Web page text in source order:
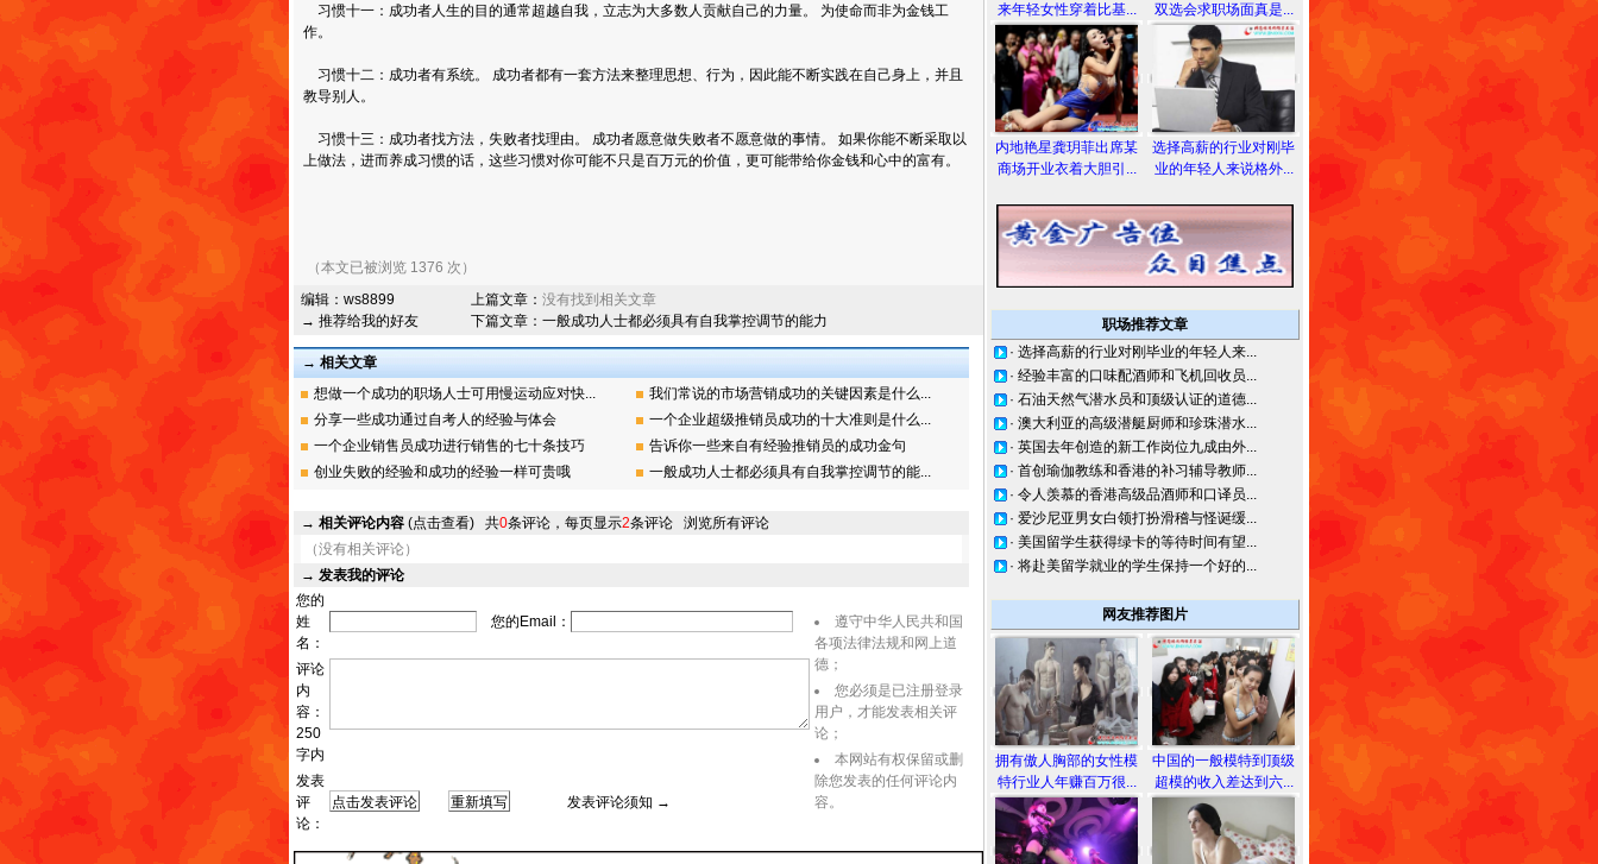
习惯十一：成功者人生的目的通常超越自我，立志为大多数人贡献自己的力量。 为使命而非为金钱工
作。
习惯十二：成功者有系统。 成功者都有一套方法来整理思想、行为，因此能不断实践在自己身上，并且
教导别人。
习惯十三：成功者找方法，失败者找理由。 成功者愿意做失败者不愿意做的事情。 如果你能不断采取以
上做法，进而养成习惯的话，这些习惯对你可能不只是百万元的价值，更可能带给你金钱和心中的富有。
（本文已被浏览 1376 次）
编辑： ws8899
→ 推荐给我的好友
上篇文章： 没有找到相关文章
下篇文章： 一般成功人士都必须具有自我掌控调节的能力
→ 相关文章
想做一个成功的职场人士可用慢运动应对快...
我们常说的市场营销成功的关键因素是什么...
分享一些成功通过自考人的经验与体会
一个企业超级推销员成功的十大准则是什么...
一个企业销售员成功进行销售的七十条技巧
告诉你一些来自有经验推销员的成功金句
创业失败的经验和成功的经验一样可贵哦
一般成功人士都必须具有自我掌控调节的能...
→ 相关评论内容 (点击查看) 共0条评论，每页显示2条评论 浏览所有评论
（没有相关评论）
→ 发表我的评论
您的
姓
名：
您的Email：
评论
内
容：
250
字内
发表
评
论：
发表评论须知 →
遵守中华人民共和国
各项法律法规和网上道
德；
您必须是已注册登录
用户，才能发表相关评
论；
本网站有权保留或删
除您发表的任何评论内
容。
来年轻女性穿着比基...
内地艳星龚玥菲出席某
商场开业衣着大胆引...
双选会求职场面真是...
选择高薪的行业对刚毕
业的年轻人来说格外...
职场推荐文章
· 选择高薪的行业对刚毕业的年轻人来...
· 经验丰富的口味配酒师和飞机回收员...
· 石油天然气潜水员和顶级认证的道德...
· 澳大利亚的高级潜艇厨师和珍珠潜水...
· 英国去年创造的新工作岗位九成由外...
· 首创瑜伽教练和香港的补习辅导教师...
· 令人羡慕的香港高级品酒师和口译员...
· 爱沙尼亚男女白领打扮滑稽与怪诞缓...
· 美国留学生获得绿卡的等待时间有望...
· 将赴美留学就业的学生保持一个好的...
网友推荐图片
拥有傲人胸部的女性模
特行业人年赚百万很...
中国的一般模特到顶级
超模的收入差达到六...